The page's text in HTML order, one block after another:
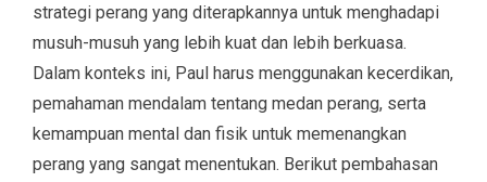
strategi perang yang diterapkannya untuk menghadapi
musuh-musuh yang lebih kuat dan lebih berkuasa.
Dalam konteks ini, Paul harus menggunakan kecerdikan,
pemahaman mendalam tentang medan perang, serta
kemampuan mental dan fisik untuk memenangkan
perang yang sangat menentukan. Berikut pembahasan